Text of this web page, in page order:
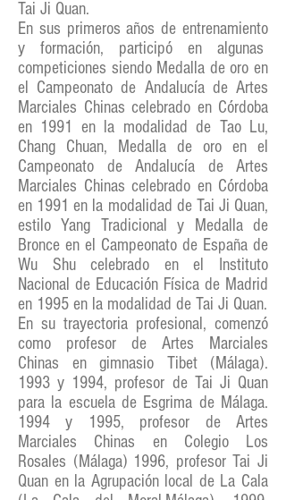
Tai Ji Quan.
En sus primeros años de entrenamiento
y formación, participó en algunas
competiciones siendo Medalla de oro en
el Campeonato de Andalucía de Artes
Marciales Chinas celebrado en Córdoba
en 1991 en la modalidad de Tao Lu,
Chang Chuan, Medalla de oro en el
Campeonato de Andalucía de Artes
Marciales Chinas celebrado en Córdoba
en 1991 en la modalidad de Tai Ji Quan,
estilo Yang Tradicional y Medalla de
Bronce en el Campeonato de España de
Wu Shu celebrado en el Instituto
Nacional de Educación Física de Madrid
en 1995 en la modalidad de Tai Ji Quan.
En su trayectoria profesional, comenzó
como profesor de Artes Marciales
Chinas en gimnasio Tibet (Málaga).
1993 y 1994, profesor de Tai Ji Quan
para la escuela de Esgrima de Málaga.
1994 y 1995, profesor de Artes
Marciales Chinas en Colegio Los
Rosales (Málaga) 1996, profesor Tai Ji
Quan en la Agrupación local de La Cala